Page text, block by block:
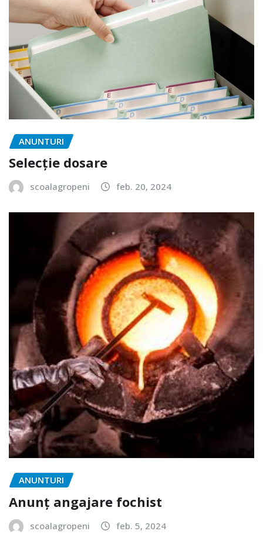
ANUNTURI
Selecție dosare
scoalagropeni feb. 20, 2024
ANUNTURI
Anunț angajare fochist
scoalagropeni feb. 5, 2024